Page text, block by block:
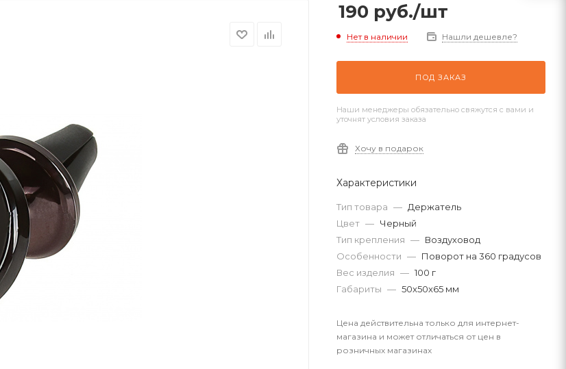
190 руб./шт
Нет в наличии Нашли дешевле?
ПОД ЗАКАЗ
Наши менеджеры обязательно свяжутся с вами и
уточнят условия заказа
Хочу в подарок
Характеристики
Тип товара — Держатель
Цвет — Черный
Тип крепления — Воздуховод
Особенности — Поворот на 360 градусов
Вес изделия — 100 г
Габариты — 50x50x65 мм
Цена действительна только для интернет-
магазина и может отличаться от цен в
розничных магазинах